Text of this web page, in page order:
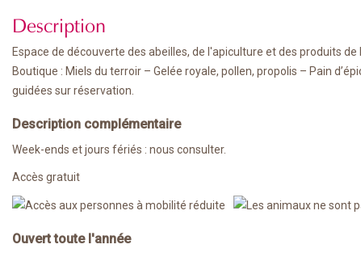
Description
Espace de découverte des abeilles, de l'apiculture et des produits
Boutique : Miels du terroir – Gelée royale, pollen, propolis – Pain
guidées sur réservation.
Description complémentaire
Week-ends et jours fériés : nous consulter.
Accès gratuit
Ouvert toute l'année